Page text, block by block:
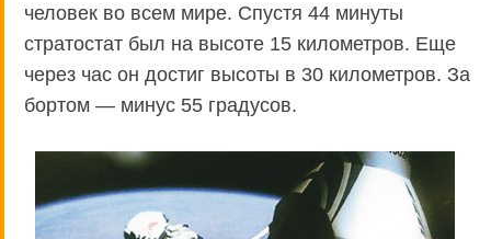
человек во всем мире. Спустя 44 минуты
стратостат был на высоте 15 километров. Еще
через час он достиг высоты в 30 километров. За
бортом — минус 55 градусов.